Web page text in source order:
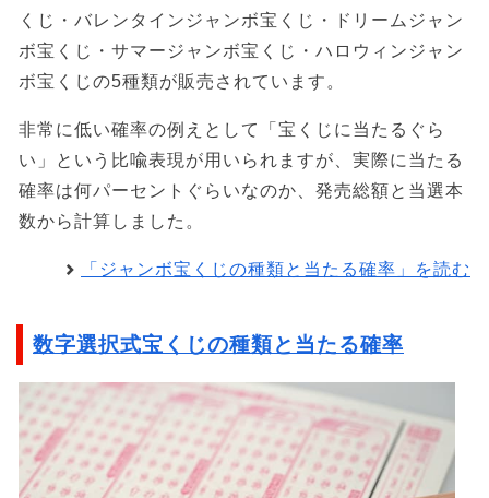
くじ・バレンタインジャンボ宝くじ・ドリームジャン
ボ宝くじ・サマージャンボ宝くじ・ハロウィンジャン
ボ宝くじの5種類が販売されています。
非常に低い確率の例えとして「宝くじに当たるぐら
い」という比喩表現が用いられますが、実際に当たる
確率は何パーセントぐらいなのか、発売総額と当選本
数から計算しました。
「ジャンボ宝くじの種類と当たる確率」を読む
数字選択式宝くじの種類と当たる確率